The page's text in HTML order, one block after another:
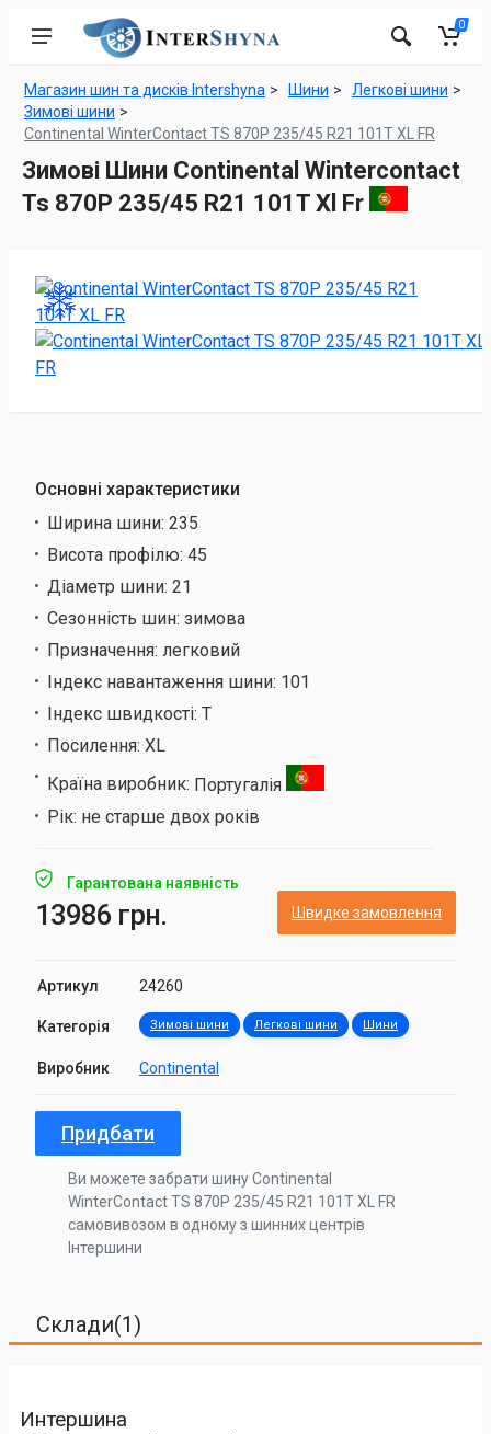
0
Магазин шин та дисків Intershyna Шини
Легкові шини
Зимові шини
Continental WinterContact TS 870P 235/45 R21 101T XL FR
Зимові Шини Continental Wintercontact
Ts 870P 235/45 R21 101T Xl Fr
Основні характеристики
Ширина шини: 235
Висота профілю: 45
Діаметр шини: 21
Сезонність шин: зимова
Призначення: легковий
Індекс навантаження шини: 101
Індекс швидкості: T
Посилення: XL
Країна виробник: Португалія
Рік: не старше двох років
Гарантована наявність
13986 грн. Швидке замовлення
Артикул 24260
Категорія Зимові шини Легкові шини Шини
Виробник Continental
Придбати
Ви можете забрати шину Continental
WinterContact TS 870P 235/45 R21 101T XL FR
самовивозом в одному з шинних центрів
Інтершини
Склади(1)
Интершина